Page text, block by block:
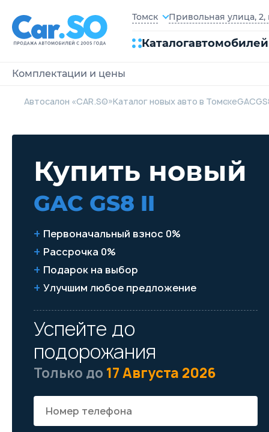
Томск Привольная улица, 2,
Каталогавтомобилей
Комплектации и цены
Автосалон «CAR.SO»Каталог новых авто в ТомскеGAC
Купить новый
GAC GS8 II
Первоначальный взнос 0%
Рассрочка 0%
Подарок на выбор
Улучшим любое предложение
Успейте до
подорожания
Только до 17 Августа 2026